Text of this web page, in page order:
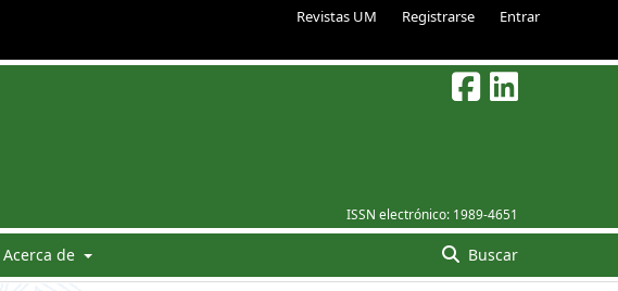
Revistas UM Registrarse Entrar
ISSN electrónico: 1989-4651
Acerca de Buscar